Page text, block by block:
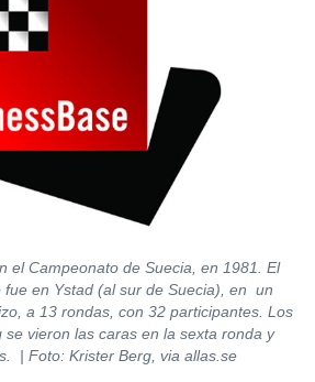
el Campeonato de Suecia, en 1981. El
fue en Ystad (al sur de Suecia), en un
a 13 rondas, con 32 participantes. Los
se vieron las caras en la sexta ronda y
| Foto: Krister Berg, via allas.se